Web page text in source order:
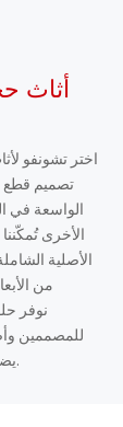
أثاث
اختر تشونفو
تصميم قطع
الواسعة في
الأخرى
الأصلية
من
للمصممين
يضمن أن تتجاوز كل قطعة توقعاتك من حيث الجمال والمتانة.